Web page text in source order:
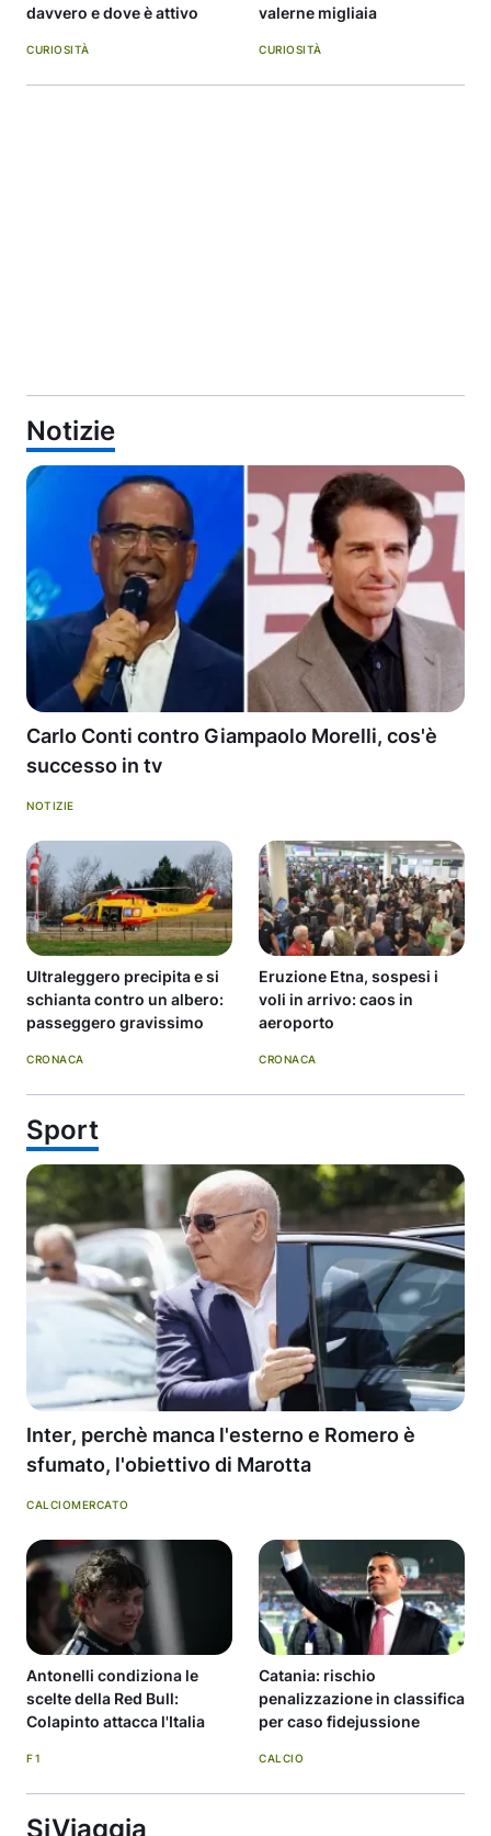
davvero e dove è attivo
CURIOSITÀ
valerne migliaia
CURIOSITÀ
Notizie
Carlo Conti contro Giampaolo Morelli, cos'è
successo in tv
NOTIZIE
Ultraleggero precipita e si
schianta contro un albero:
passeggero gravissimo
CRONACA
Eruzione Etna, sospesi i
voli in arrivo: caos in
aeroporto
CRONACA
Sport
Inter, perchè manca l'esterno e Romero è
sfumato, l'obiettivo di Marotta
CALCIOMERCATO
Antonelli condiziona le
scelte della Red Bull:
Colapinto attacca l'Italia
F1
Catania: rischio
penalizzazione in classifica
per caso fidejussione
CALCIO
SiViaggia